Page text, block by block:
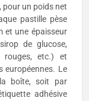
pour un poids net
pastille pèse
et une épaisseur
de glucose,
rouges, etc.) et
européennes. Le
la boîte, soit par
adhésive